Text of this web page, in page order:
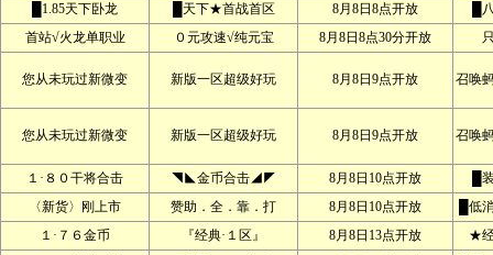
█1.85天下卧龙
█天下★首战首区 8月8日8点开放
█
首站√火龙单职业
０元攻速√纯元宝 8月8日8点30分开放
您从未玩过新微变 新版一区超级好玩 8月8日9点开放 召唤
您从未玩过新微变 新版一区超级好玩 8月8日9点开放 召唤
１·８０干将合击 ◥◣金币合击◢◤ 8月8日10点开放
█
〈新货〉刚上市
赞助．全．靠．打 8月8日10点开放
█低
１·７６金币
『经典·１区』 8月8日13点开放
★